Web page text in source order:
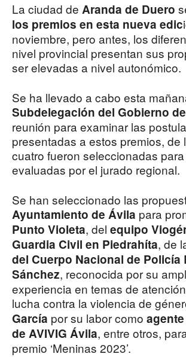
La ciudad de Aranda de Duero
los premios en esta nueva edic
noviembre, pero antes, los
nivel provincial presentan sus
ser elevadas a nivel autonómico.
Se ha llevado a cabo esta
Subdelegación del Gobierno
reunión para examinar las
presentadas a estos premios, de
cuatro fueron seleccionadas
evaluadas por el jurado regional.
Se han seleccionado las
Ayuntamiento de Ávila para
Punto Violeta, del equipo
Guardia Civil en Piedrahíta, de
del Cuerpo Nacional de Policía
Sánchez, reconocida por su
experiencia en temas de
lucha contra la violencia de
García por su labor como
de AVIVIG Ávila, entre otros,
premio ‘Meninas 2023’.